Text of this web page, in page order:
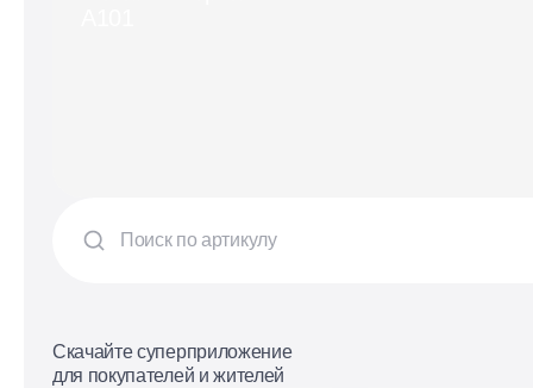
Скачайте суперприложение
для покупателей и жителей